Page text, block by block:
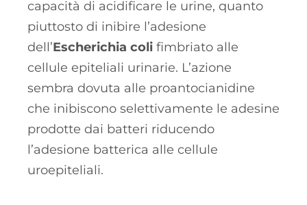
capacità di acidificare le urine, quanto
piuttosto di inibire l’adesione
dell’Escherichia coli fimbriato alle
cellule epiteliali urinarie. L’azione
sembra dovuta alle proantocianidine
che inibiscono selettivamente le adesine
prodotte dai batteri riducendo
l’adesione batterica alle cellule
uroepiteliali.